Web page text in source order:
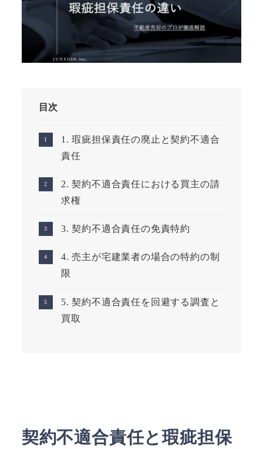
目次
1. 瑕疵担保責任の廃止と契約不適合
責任
2. 契約不適合責任における買主の請
求権
3. 契約不適合責任の免責特約
4. 売主が宅建業者の場合の特約の制
限
5. 契約不適合責任を回避する調査と
買取
契約不適合責任と瑕疵担保